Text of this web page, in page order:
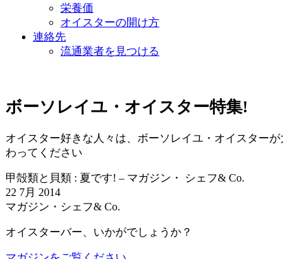
栄養価
オイスターの開け方
連絡先
流通業者を見つける
ボーソレイユ・オイスター特集!
オイスター好きな人々は、ボーソレイユ・オイスター
わってください
甲殻類と貝類 : 夏です! – マガジン・ シェフ& Co.
22 7月 2014
マガジン・シェフ& Co.
オイスターバー、いかがでしょうか？